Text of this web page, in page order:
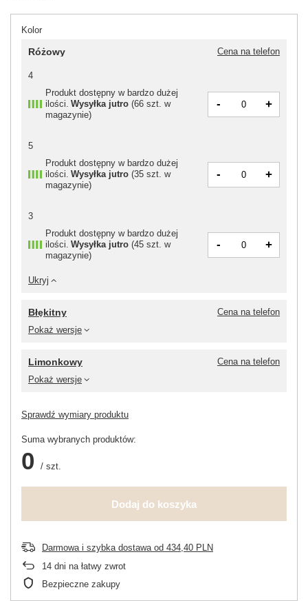
Kolor
Pokaż wersje
Błękitny Cena na telefon
Pokaż wersje
Limonkowy Cena na telefon
Ukryj
Różowy Cena na telefon
4
Produkt dostępny w bardzo dużej
ilości Wysyłka jutro (66 szt. w
magazynie)
- +
5
Produkt dostępny w bardzo dużej
ilości Wysyłka jutro (35 szt. w
magazynie)
- +
3
Produkt dostępny w bardzo dużej
ilości Wysyłka jutro (45 szt. w
magazynie)
- +
Sprawdź wymiary produktu
Suma wybranych produktów:
0 / szt.
Dodaj do koszyka
Darmowa i szybka dostawaod 434,40 PLN
14 dni na łatwy zwrot
Bezpieczne zakupy